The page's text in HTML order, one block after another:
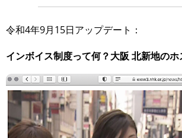
令和4年9月15日アップデート：
インボイス制度って何？大阪 北新地の